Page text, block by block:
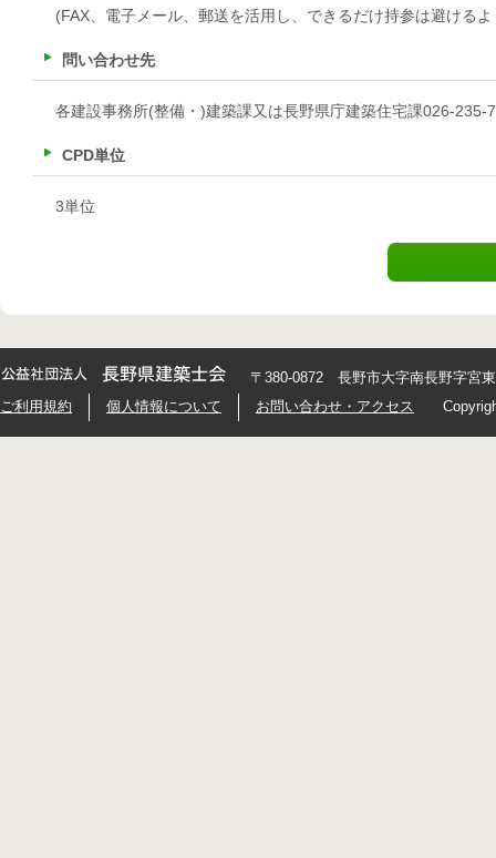
(FAX、電子メール、郵送を活用し、できるだけ持参は避ける
問い合わせ先
各建設事務所(整備・)建築課又は長野県庁建築住宅課026-235-
CPD単位
3単位
〒380-0872 長野市大字南長野字宮
ご利用規約
個人情報について お問い合わせ・アクセス